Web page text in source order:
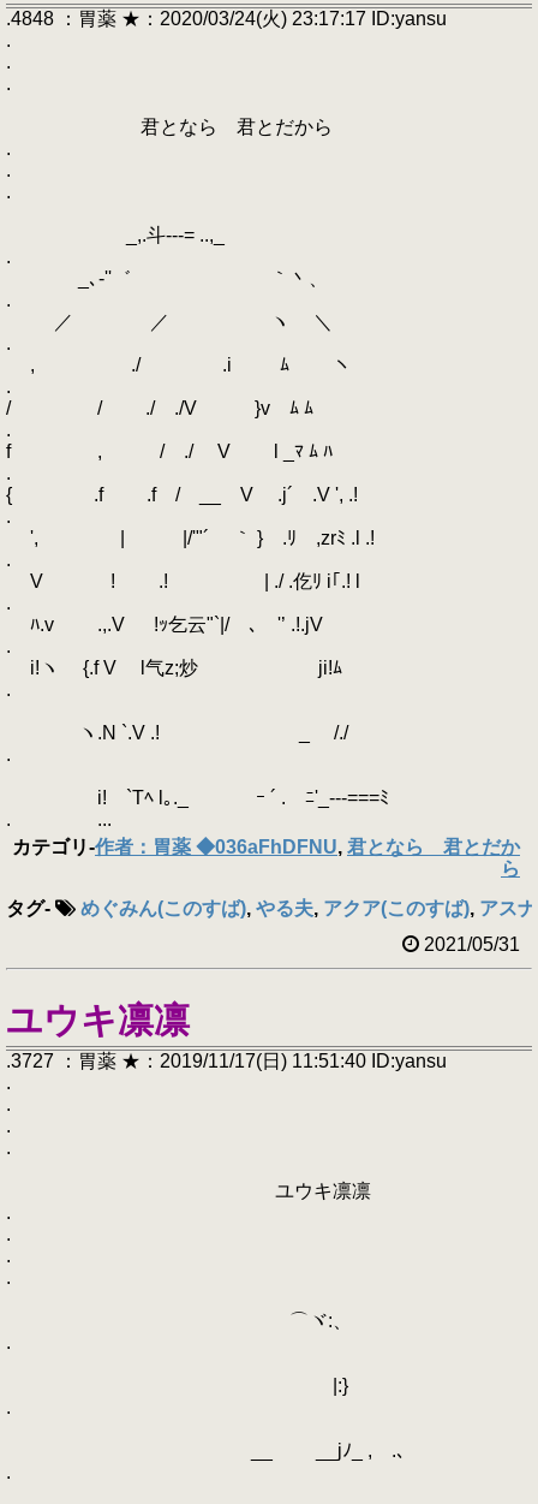
.4848 ：胃薬 ★：2020/03/24(火) 23:17:17 ID:yansu
.
.
.
君となら 君とだから
.
.
.
_,.斗---= ..,_
.
_､‐''゛ ｀丶、
.
／ ／ ヽ ＼
.
, ./ .i ﾑ ヽ
.
/ / ./ ./V }v ﾑ ﾑ
.
f , / ./ V l _ﾏ ﾑ ﾊ
.
{ .f .f / __ V .j´ .V ', .!
.
', | |/'"´ ｀ } .ﾘ ,zrﾐ .l .!
.
V ! .! | ./ .仡ﾘ i｢.! l
.
ﾊ.v .,.V !ｯ乞云"`|/ ､ゞ'’ .!.jV
.
i!ヽ {.f V l气z;炒 ji!ﾑ
.
ヽ.N `.V .! _ /./
.
i! `Tﾍ l｡._ ｰ ´ .ゞﾆ'_‐--===ﾐ
. ...
カテゴリ-作者：胃薬 ◆036aFhDFNU, 君となら 君とだか
ら
タグ- めぐみん(このすば), やる夫, アクア(このすば), アス
2021/05/31
ユウキ凛凛
.3727 ：胃薬 ★：2019/11/17(日) 11:51:40 ID:yansu
.
.
.
.
ユウキ凛凛
.
.
.
.
⌒ヾ:、
.
|:}
.
__ __jﾉ_ , .、
.